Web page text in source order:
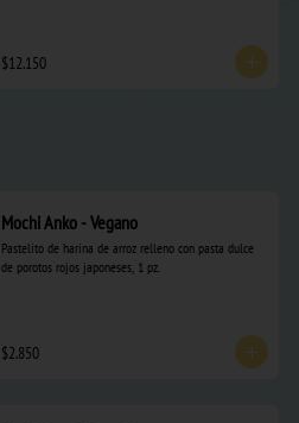
$12.150
Mochi Anko - Vegano
Pastelito de harina de arroz relleno con pasta dulce
de porotos rojos japoneses, 1 pz.
$2.850